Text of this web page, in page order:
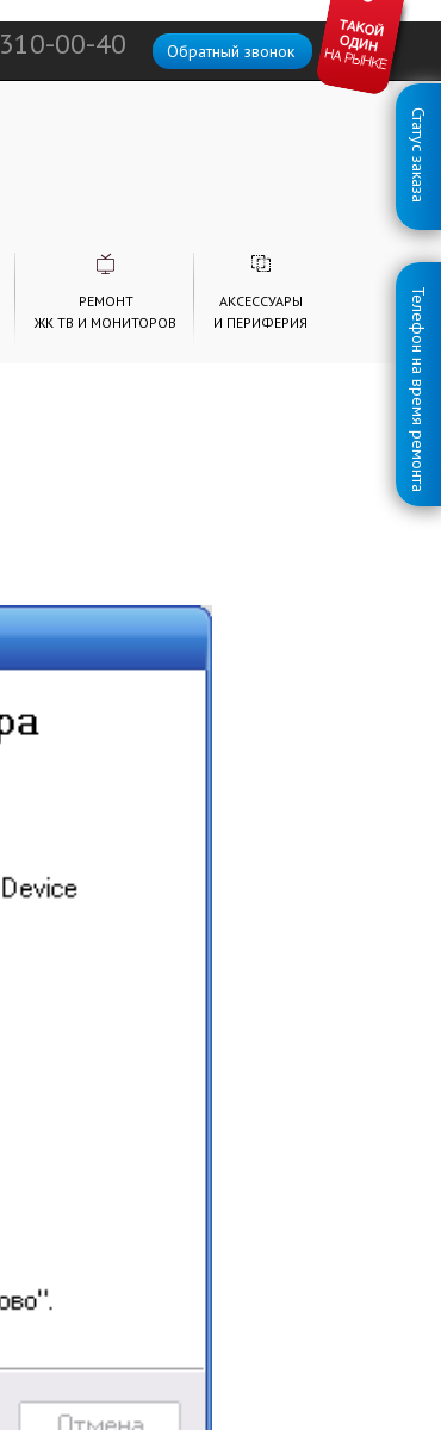
Статус заказа
Телефон на время ремонта
Обратный звонок
310-00-40
РЕМОНТ
ЖК ТВ И МОНИТОРОВ
АКСЕССУАРЫ
И ПЕРИФЕРИЯ